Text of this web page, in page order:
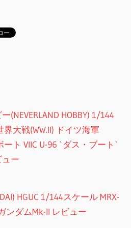
(NEVERLAND HOBBY) 1/144
大戦(WW.II) ドイツ海軍
ート VIIC U-96 `ダス・ブート`
ュー
HGUC 1/144スケール MRX-
ンダムMk-II レビュー